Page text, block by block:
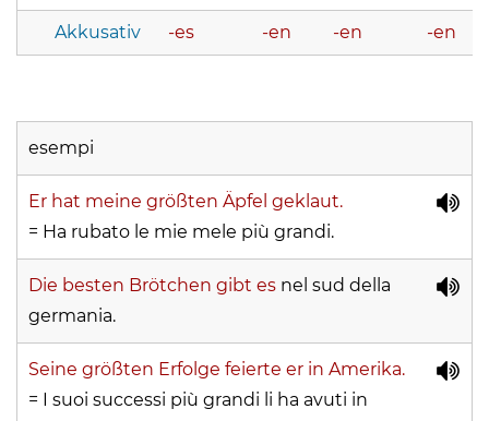
Akkusativ -es -en -en -en
esempi
Er hat meine größten Äpfel geklaut.
= Ha rubato le mie mele più grandi.
Die besten Brötchen gibt es nel sud della
germania.
Seine größten Erfolge feierte er in Amerika.
= I suoi successi più grandi li ha avuti in